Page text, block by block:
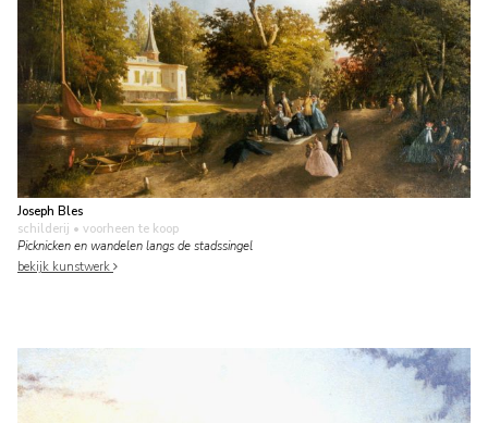
Joseph Bles
schilderij • voorheen te koop
Picknicken en wandelen langs de stadssingel
bekijk kunstwerk